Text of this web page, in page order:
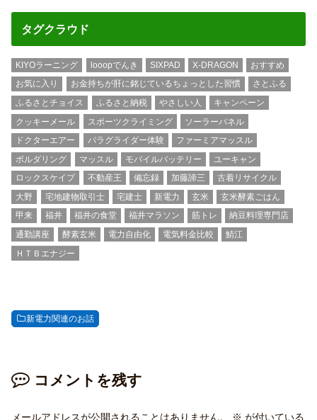
タグクラウド
KIYOラーニング looopでんき SIXPAD X-DRAGON
おすすめ
お気に入り
お金持ちが肝に銘じているちょっとした習慣
さとふる
ふるさとチョイス
ふるさと納税 やさしい人
キャンペーン
クッキーメール
スポーツクライミング
ソーラーパネル
ドクターエアー
パラグライダー体験
ファーミアマッスル
ボルダリング
マッスル モバイルバッテリー
ユーキャン
ロックスケイプ
不動産王 備忘録 加藤諦三
古着リサイクル
大野
宅地建物取引士 宅建士 新電力 玄米
玄米酵素ごはん
甲来
福井 福井の食堂 福井マラソン 筋トレ
納豆料理専門店
通勤講座
酵素玄米 電力自由化 電気料金比較
鯖江
ＨＴＢエナジー
新電力関連のお話
コメントを残す
メールアドレスが公開されることはありません。 ※ が付いている